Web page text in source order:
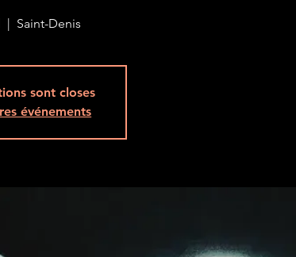
  |
Saint-Denis
sont closes
événements